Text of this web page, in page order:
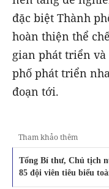
đặc biệt Thành
hoàn thiện thể
gian phát triển
phố phát triển
đoạn tới.
Tham khảo thêm
Tổng Bí thư, Chủ tịch
85 đội viên tiêu biểu